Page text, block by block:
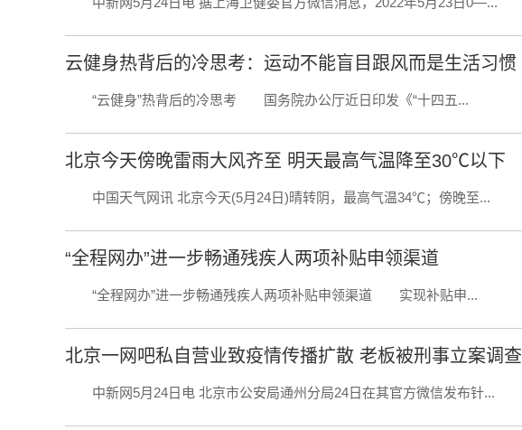
云健身热背后的冷思考：运动不能盲目跟风而是生活习惯
“云健身”热背后的冷思考 国务院办公厅近日印发《“十四五...
北京今天傍晚雷雨大风齐至 明天最高气温降至30℃以下
中国天气网讯 北京今天(5月24日)晴转阴，最高气温34℃；傍晚至...
“全程网办”进一步畅通残疾人两项补贴申领渠道
“全程网办”进一步畅通残疾人两项补贴申领渠道 实现补贴申...
北京一网吧私自营业致疫情传播扩散 老板被刑事立案调查
中新网5月24日电 北京市公安局通州分局24日在其官方微信发布针...